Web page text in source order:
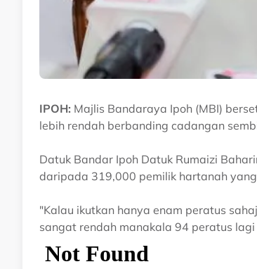
IPOH: Majlis Bandaraya Ipoh (MBI)
lebih rendah berbanding cadangan
Datuk Bandar Ipoh Datuk Rumaizi
daripada 319,000 pemilik hartanah
"Kalau ikutkan hanya enam peratus
sangat rendah manakala 94 peratus